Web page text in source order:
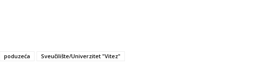
poduzeća Sveučilište/Univerzitet "Vitez"